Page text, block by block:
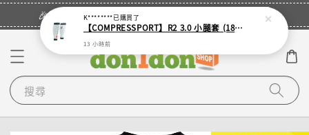
🎉登入會員・領取您的專屬折扣券！
搜尋
K********已購買了
【COMPRESSPORT】R2 3.0 小腿套 (18色可選)
13 小時前